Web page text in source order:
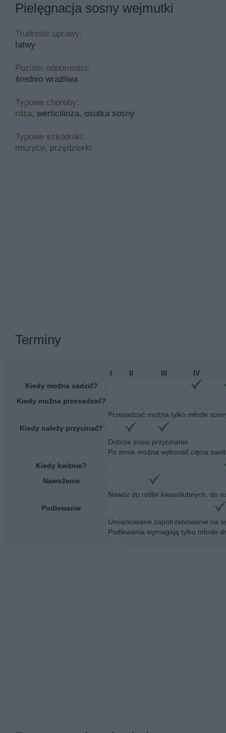
Pielęgnacja sosny wejmutki
Trudność uprawy:
łatwy
Poziom odporności:
średnio wrażliwa
Typowe choroby:
rdza, werticilioza, osutka sosny
Typowe szkodniki:
mszyce, przędziorki
Terminy
I II III
IV
Kiedy można sadzić?
Kiedy można przesadzać?
Przesadzać można tylko młode
Kiedy należy przycinać?
Dobrze znosi przycinanie.
Po zimie można wykonać cięcia
Kiedy kwitnie?
Nawożenie
Nawóz do roślin kwasolubnych, do
Podlewanie
Umiarkowane zapotrzebowanie na
Podlewania wymagają tylko młode